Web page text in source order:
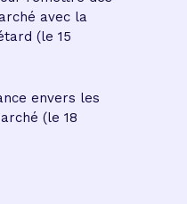
avec la
(le 15
envers les
(le 18